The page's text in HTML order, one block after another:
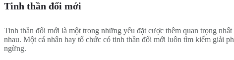
Tinh thần đổi mới
Tinh thần đổi mới là một trong những yếu đặt cược thêm quan trọng
nhau. Một cá nhân hay tổ chức có tinh thần đổi mới luôn tìm kiếm giải
ngừng.